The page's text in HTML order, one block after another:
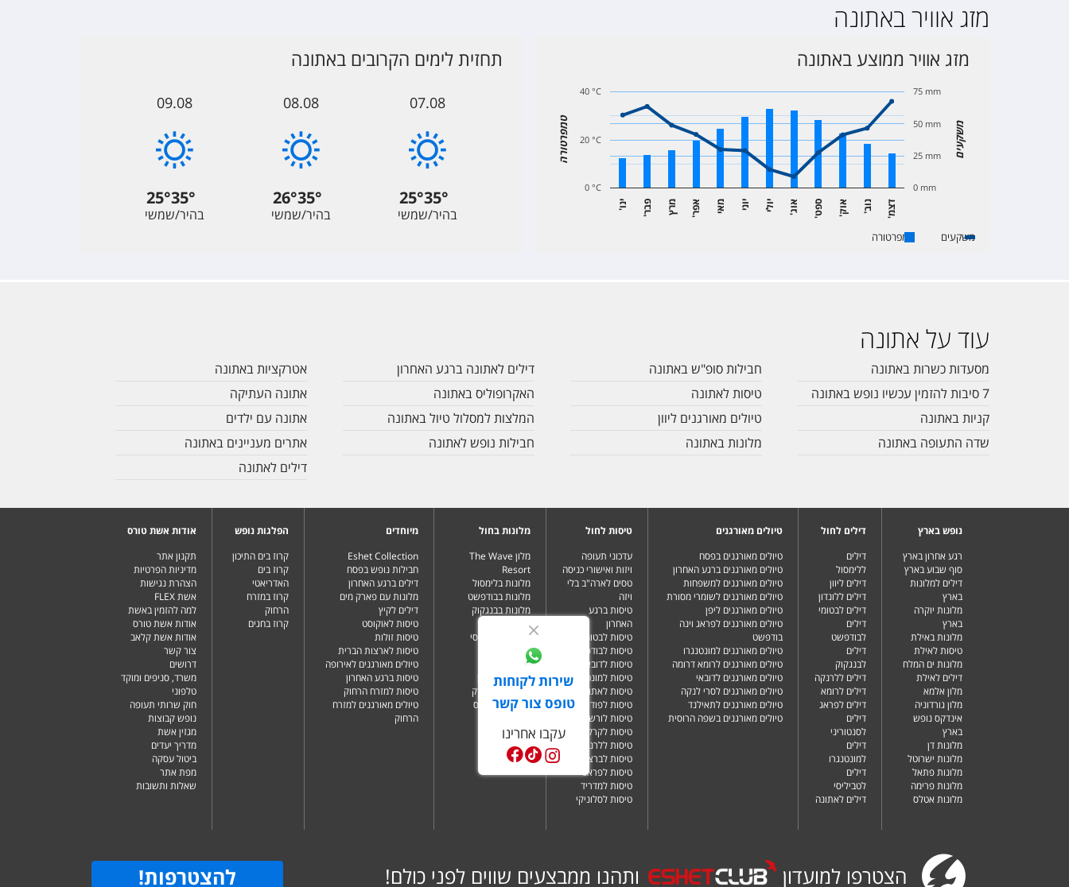
שירות לקוחות
טופס צור קשר
עקבו אחרינו
Andronis Athens
Breeze Boutique Athens
A77 Suites By Andronis
The Athenian Callirhoe Exclusive Hotel
Brown Kubic
Athens Zafolia Hotel
Novus City Hotel
Nyx Esperia Palace Hotel Athens
Adia Aluma Athens Curio Collection By Hilton
Anise Aluma Hotel And Resort
Evita Asty Hotel
מזג אוויר באתונה
מזג אוויר ממוצע באתונה
'
י
נ
ו
'
פ
ב
ר מרץ
'
א
פ
ר מאי יוני יולי
'
א
ו
ג
'
ס
פ
ט '
א
ו
ק '
נ
ו
ב
'
ד
צ
מ
0 °C
20 °C
40 °C
0 mm
25 mm
50 mm
75 mm
טמפרטורה משקעים
משקעים טמפרטורה
תחזית לימים הקרובים באתונה
07.08
35°
25°
בהיר/שמשי
08.08
35°
26°
בהיר/שמשי
09.08
35°
25°
בהיר/שמשי
עוד על אתונה
מסעדות כשרות באתונה
7 סיבות להזמין עכשיו נופש באתונה
קניות באתונה
שדה התעופה באתונה
חבילות סופ"ש באתונה
טיסות לאתונה
טיולים מאורגנים ליוון
מלונות באתונה
דילים לאתונה ברגע האחרון
האקרופוליס באתונה
המלצות למסלול טיול באתונה
חבילות נופש לאתונה
אטרקציות באתונה
אתונה העתיקה
אתונה עם ילדים
אתרים מעניינים באתונה
דילים לאתונה
נופש בארץ
רגע אחרון בארץ
סוף שבוע בארץ
דילים למלונות
בארץ
מלונות יוקרה
בארץ
מלונות באילת
טיסות לאילת
מלונות ים המלח
דילים לאילת
מלון אלמא
מלון גורדוניה
אינדקס נופש
בארץ
מלונות דן
מלונות ישרוטל
מלונות פתאל
מלונות פרימה
מלונות אטלס
דילים לחול
דילים
ללימסול
דילים ליוון
דילים ללונדון
דילים לבטומי
דילים
לבודפשט
דילים
לבנגקוק
דילים ללרנקה
דילים לרומא
דילים לפראג
דילים
לסנטוריני
דילים
למונטנגרו
דילים
לטביליסי
דילים לאתונה
טיולים מאורגנים
טיולים מאורגנים בפסח
טיולים מאורגנים ברגע האחרון
טיולים מאורגנים למשפחות
טיולים מאורגנים לשומרי מסורת
טיולים מאורגנים ליפן
טיולים מאורגנים לפראג וינה
בודפשט
טיולים מאורגנים למונטנגרו
טיולים מאורגנים לרומא דרומה
טיולים מאורגנים לדובאי
טיולים מאורגנים לסרי לנקה
טיולים מאורגנים לתאילנד
טיולים מאורגנים בשפה הרוסית
טיסות לחול
עדכוני תעופה
ויזות ואישורי כניסה
טסים לארה"ב בלי
ויזה
טיסות ברגע
האחרון
טיסות לבטומי
טיסות לבודפשט
טיסות לדובאי
טיסות למונטנגרו
טיסות לאתונה
טיסות לפודגוריצה
טיסות לורשה
טיסות לקרקוב
טיסות ללרנקה
טיסות לברצלונה
טיסות לפראג
טיסות למדריד
טיסות לסלוניקי
מלונות בחול
מלון The Wave
Resort
מלונות בלימסול
מלונות בבודפשט
מלונות בבנגקוק
מלונות בבטומי
מלונות בטביליסי
מלונות בברלין
מלונות בדובאי
מלונות בלונדון
מלונות בניו יורק
מלונות בפאפוס
מיוחדים
Eshet Collection
חבילות נופש בפסח
דילים ברגע האחרון
מלונות עם פארק מים
דילים לקיץ
טיסות לאוקוסט
טיסות זולות
טיסות לארצות הברית
טיולים מאורגנים לאירופה
טיסות ברגע האחרון
טיסות למזרח הרחוק
טיולים מאורגנים למזרח
הרחוק
הפלגות נופש
קרוז בים התיכון
קרוז בים
האדריאטי
קרוז במזרח
הרחוק
קרוז בחגים
אודות אשת טורס
תקנון אתר
מדיניות הפרטיות
הצהרת נגישות
אשת FLEX
למה להזמין באשת
אודות אשת טורס
אודות אשת קלאב
צור קשר
דרושים
משרד, סניפים ומוקד
טלפוני
חוק שרותי תעופה
נופש קבוצות
מגזין אשת
מדריך יעדים
ביטול עסקה
מפת אתר
שאלות ותשובות
הצטרפו למועדון ותהנו ממבצעים שווים לפני כולם! להצטרפות!